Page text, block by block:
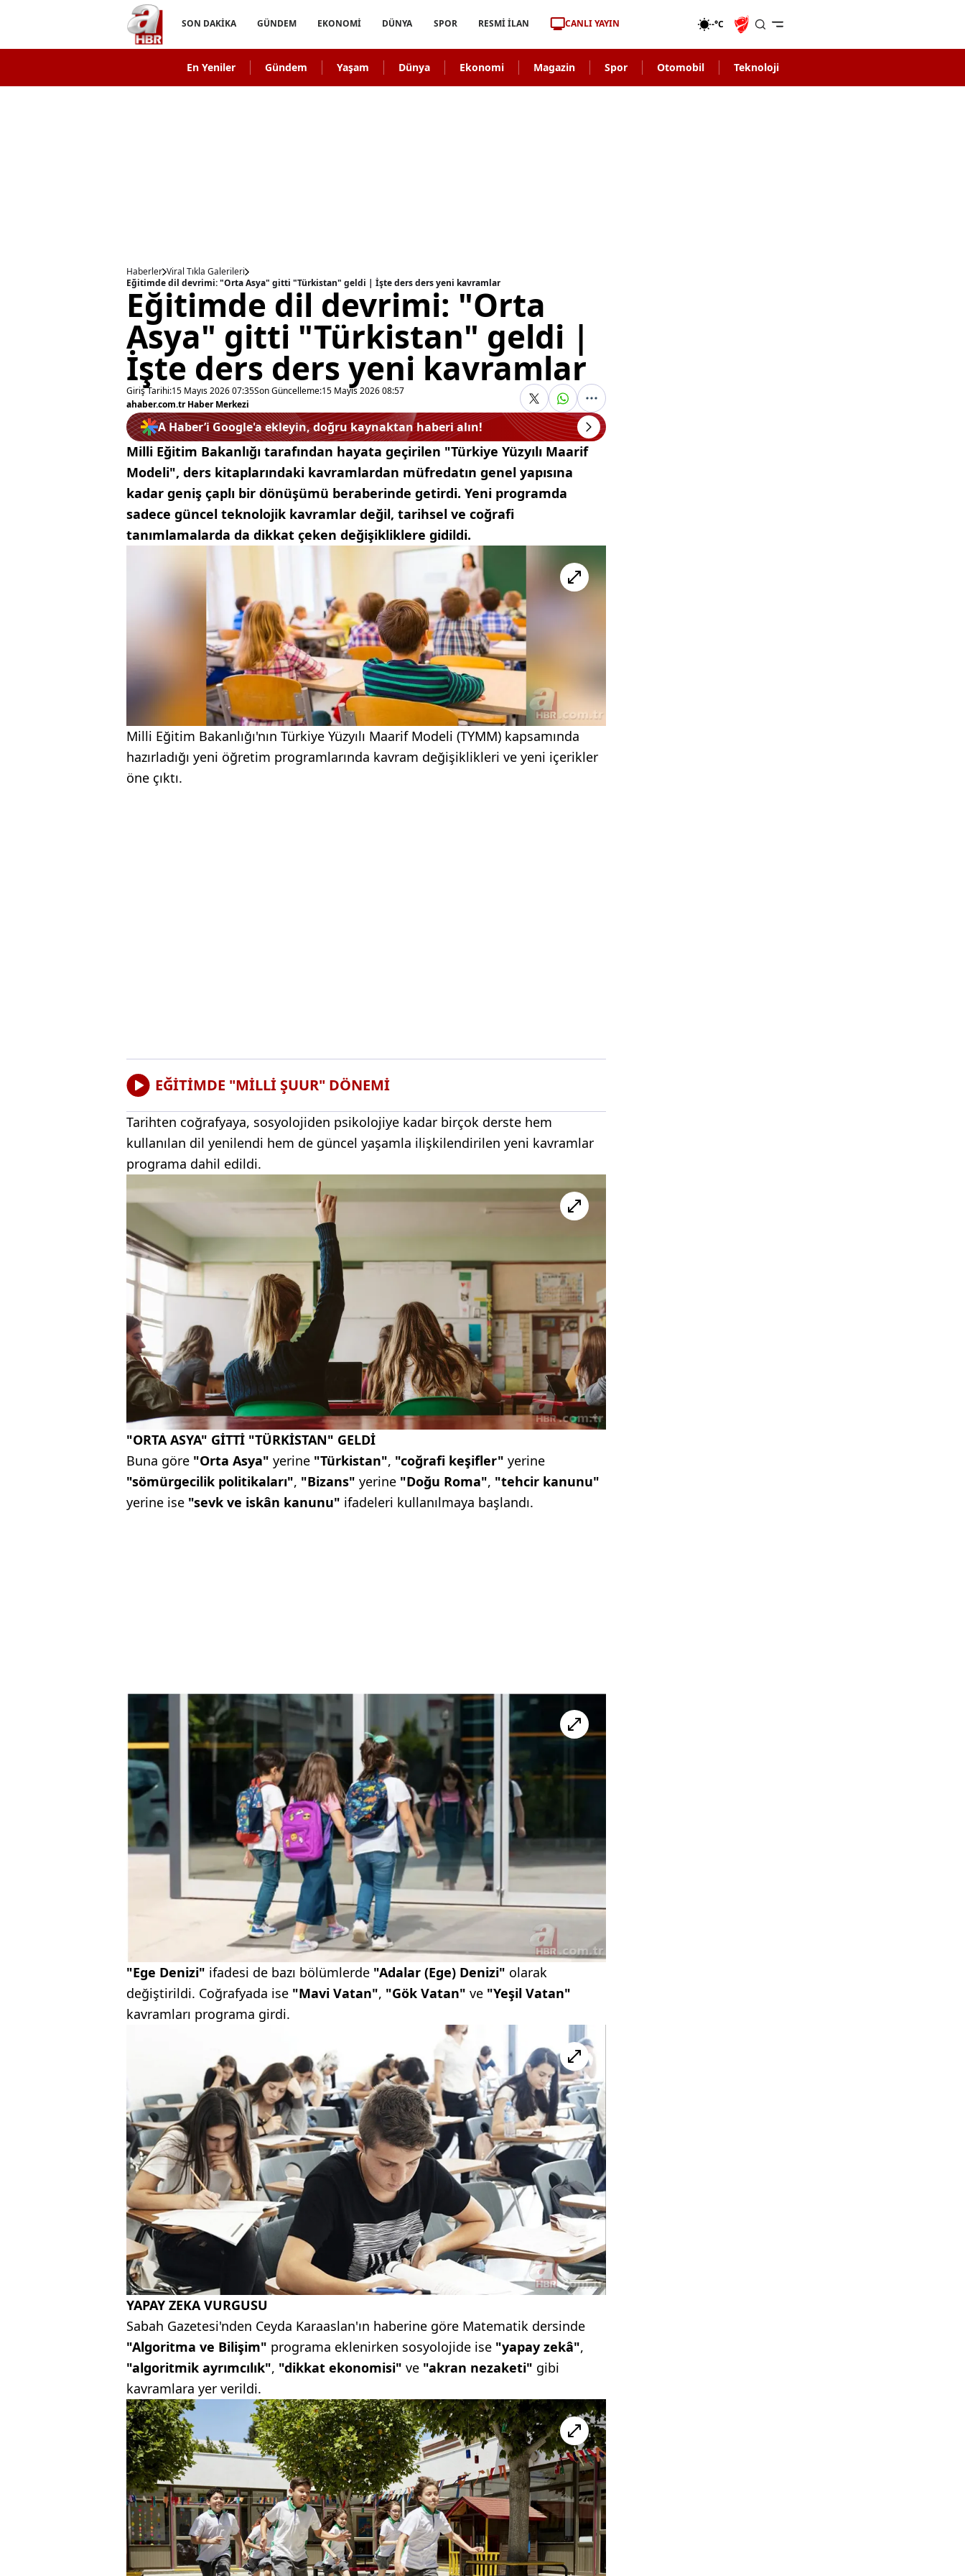
SON DAKİKA GÜNDEM EKONOMİ DÜNYA SPOR RESMİ İLAN CANLI YAYIN -°C
En Yeniler Gündem Yaşam Dünya Ekonomi Magazin Spor Otomobil Teknoloji
Haberler Viral Tıkla Galerileri
Eğitimde dil devrimi: "Orta Asya" gitti "Türkistan" geldi | İşte ders ders yeni kavramlar
Eğitimde dil devrimi: "Orta
Asya" gitti "Türkistan" geldi |
İşte ders ders yeni kavramlar
Giriş Tarihi:15 Mayıs 2026 07:35Son Güncelleme:15 Mayıs 2026 08:57
ahaber.com.tr Haber Merkezi
A Haber’i Google'a ekleyin, doğru kaynaktan haberi alın!
Milli Eğitim Bakanlığı tarafından hayata geçirilen "Türkiye Yüzyılı Maarif
Modeli", ders kitaplarındaki kavramlardan müfredatın genel yapısına
kadar geniş çaplı bir dönüşümü beraberinde getirdi. Yeni programda
sadece güncel teknolojik kavramlar değil, tarihsel ve coğrafi
tanımlamalarda da dikkat çeken değişikliklere gidildi.
Milli Eğitim Bakanlığı'nın Türkiye Yüzyılı Maarif Modeli (TYMM) kapsamında
hazırladığı yeni öğretim programlarında kavram değişiklikleri ve yeni içerikler
öne çıktı.
EĞİTİMDE "MİLLİ ŞUUR" DÖNEMİ
Tarihten coğrafyaya, sosyolojiden psikolojiye kadar birçok derste hem
kullanılan dil yenilendi hem de güncel yaşamla ilişkilendirilen yeni kavramlar
programa dahil edildi.
"ORTA ASYA" GİTTİ "TÜRKİSTAN" GELDİ
Buna göre "Orta Asya" yerine "Türkistan", "coğrafi keşifler" yerine
"sömürgecilik politikaları", "Bizans" yerine "Doğu Roma", "tehcir kanunu"
yerine ise "sevk ve iskân kanunu" ifadeleri kullanılmaya başlandı.
"Ege Denizi" ifadesi de bazı bölümlerde "Adalar (Ege) Denizi" olarak
değiştirildi. Coğrafyada ise "Mavi Vatan", "Gök Vatan" ve "Yeşil Vatan"
kavramları programa girdi.
YAPAY ZEKA VURGUSU
Sabah Gazetesi'nden Ceyda Karaaslan'ın haberine göre Matematik dersinde
"Algoritma ve Bilişim" programa eklenirken sosyolojide ise "yapay zekâ",
"algoritmik ayrımcılık", "dikkat ekonomisi" ve "akran nezaketi" gibi
kavramlara yer verildi.